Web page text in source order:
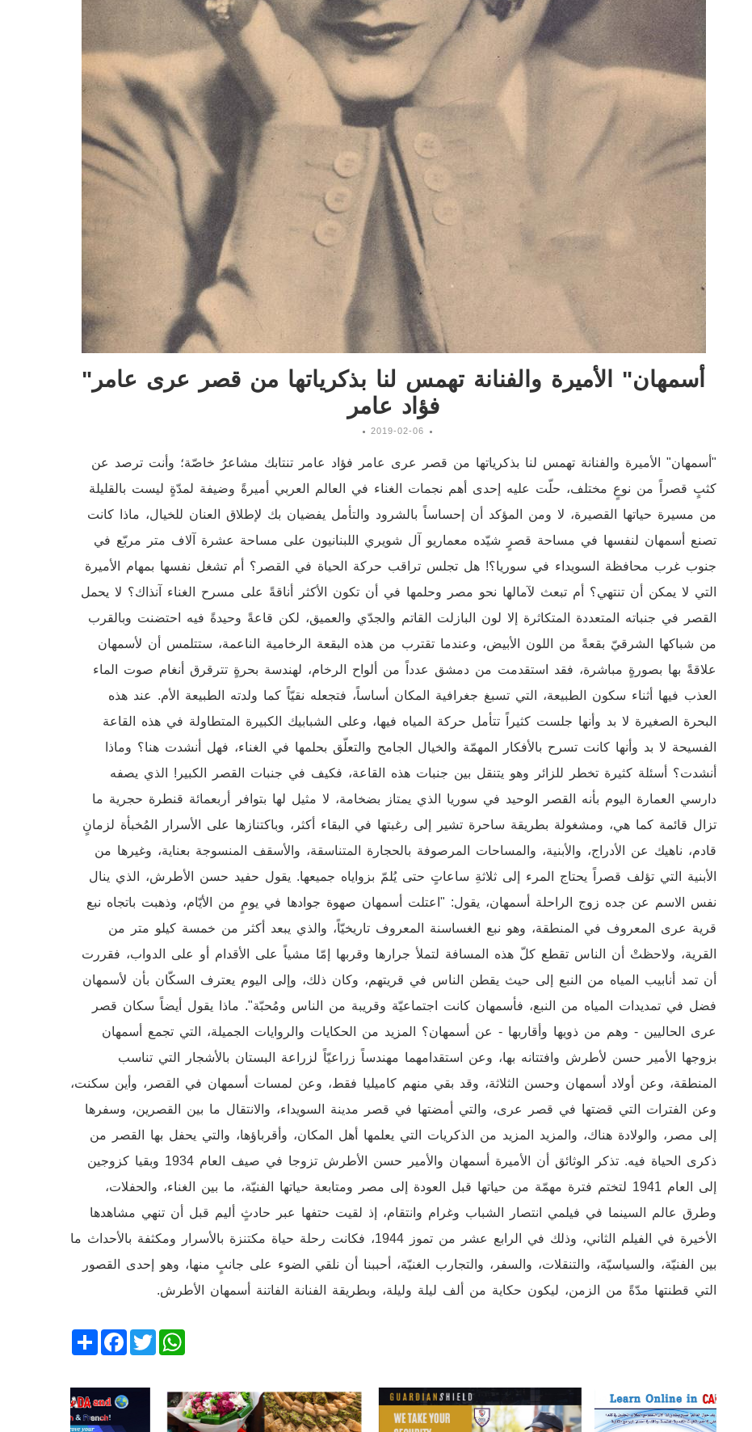
"أسمهان" الأميرة والفنانة تهمس لنا بذكرياتها من قصر عرى عامر
فؤاد عامر
2019-02-06
"أسمهان" الأميرة والفنانة تهمس لنا بذكرياتها من قصر عرى عامر فؤاد عامر تنتابك مشاعرُ خاصّة؛ وأنت ترصد عن
كثبٍ قصراً من نوعٍ مختلف، حلّت عليه إحدى أهم نجمات الغناء في العالم العربي أميرةً وضيفة لمدّةٍ ليست بالقليلة
من مسيرة حياتها القصيرة، لا ومن المؤكد أن إحساساً بالشرود والتأمل يفضيان بك لإطلاق العنان للخيال، ماذا كانت
تصنع أسمهان لنفسها في مساحة قصرٍ شيّده معماريو آل شويري اللبنانيون على مساحة عشرة آلاف متر مربّع في
جنوب غرب محافظة السويداء في سوريا؟! هل تجلس تراقب حركة الحياة في القصر؟ أم تشغل نفسها بمهام الأميرة
التي لا يمكن أن تنتهي؟ أم تبعث لآمالها نحو مصر وحلمها في أن تكون الأكثر أناقةً على مسرح الغناء آنذاك؟ لا يحمل
القصر في جنباته المتعددة المتكاثرة إلا لون البازلت القاتم والجدّي والعميق، لكن قاعةً وحيدةً فيه احتضنت وبالقرب
من شباكها الشرقيّ بقعةً من اللون الأبيض، وعندما تقترب من هذه البقعة الرخامية الناعمة، ستتلمس أن لأسمهان
علاقةً بها بصورةٍ مباشرة، فقد استقدمت من دمشق عدداً من ألواح الرخام، لهندسة بحرةٍ تترقرق أنغام صوت الماء
العذب فيها أثناء سكون الطبيعة، التي تسبغ جغرافية المكان أساساً، فتجعله نقيّاً كما ولدته الطبيعة الأم. عند هذه
البحرة الصغيرة لا بد وأنها جلست كثيراً تتأمل حركة المياه فيها، وعلى الشبابيك الكبيرة المتطاولة في هذه القاعة
الفسيحة لا بد وأنها كانت تسرح بالأفكار المهمّة والخيال الجامح والتعلّق بحلمها في الغناء، فهل أنشدت هنا؟ وماذا
أنشدت؟ أسئلة كثيرة تخطر للزائر وهو يتنقل بين جنبات هذه القاعة، فكيف في جنبات القصر الكبير! الذي يصفه
دارسي العمارة اليوم بأنه القصر الوحيد في سوريا الذي يمتاز بضخامة، لا مثيل لها بتوافر أربعمائة قنطرة حجرية ما
تزال قائمة كما هي، ومشغولة بطريقة ساحرة تشير إلى رغبتها في البقاء أكثر، وباكتنازها على الأسرار المُخبأة لزمانٍ
قادم، ناهيك عن الأدراج، والأبنية، والمساحات المرصوفة بالحجارة المتناسقة، والأسقف المنسوجة بعناية، وغيرها من
الأبنية التي تؤلف قصراً يحتاج المرء إلى ثلاثةِ ساعاتٍ حتى يُلمّ بزواياه جميعها. يقول حفيد حسن الأطرش، الذي ينال
نفس الاسم عن جده زوج الراحلة أسمهان، يقول: "اعتلت أسمهان صهوة جوادها في يومٍ من الأيّام، وذهبت باتجاه نبع
قرية عرى المعروف في المنطقة، وهو نبع الغساسنة المعروف تاريخيّاً، والذي يبعد أكثر من خمسة كيلو متر من
القرية، ولاحظتْ أن الناس تقطع كلّ هذه المسافة لتملأ جرارها وقربها إمّا مشياً على الأقدام أو على الدواب، فقررت
أن تمد أنابيب المياه من النبع إلى حيث يقطن الناس في قريتهم، وكان ذلك، وإلى اليوم يعترف السكّان بأن لأسمهان
فضل في تمديدات المياه من النبع، فأسمهان كانت اجتماعيّة وقريبة من الناس ومُحبّة". ماذا يقول أيضاً سكان قصر
عرى الحاليين - وهم من ذويها وأقاربها - عن أسمهان؟ المزيد من الحكايات والروايات الجميلة، التي تجمع أسمهان
بزوجها الأمير حسن لأطرش وافتتانه بها، وعن استقدامهما مهندساً زراعيّاً لزراعة البستان بالأشجار التي تناسب
المنطقة، وعن أولاد أسمهان وحسن الثلاثة، وقد بقي منهم كاميليا فقط، وعن لمسات أسمهان في القصر، وأين سكنت،
وعن الفترات التي قضتها في قصر عرى، والتي أمضتها في قصر مدينة السويداء، والانتقال ما بين القصرين، وسفرها
إلى مصر، والولادة هناك، والمزيد المزيد من الذكريات التي يعلمها أهل المكان، وأقرباؤها، والتي يحفل بها القصر من
ذكرى الحياة فيه. تذكر الوثائق أن الأميرة أسمهان والأمير حسن الأطرش تزوجا في صيف العام 1934 وبقيا كزوجين
إلى العام 1941 لتختم فترة مهمّة من حياتها قبل العودة إلى مصر ومتابعة حياتها الفنيّة، ما بين الغناء، والحفلات،
وطرق عالم السينما في فيلمي انتصار الشباب وغرام وانتقام، إذ لقيت حتفها عبر حادثٍ أليم قبل أن تنهي مشاهدها
الأخيرة في الفيلم الثاني، وذلك في الرابع عشر من تموز 1944، فكانت رحلة حياة مكتنزة بالأسرار ومكثفة بالأحداث ما
بين الفنيّة، والسياسيّة، والتنقلات، والسفر، والتجارب الغنيّة، أحببنا أن نلقي الضوء على جانبٍ منها، وهو إحدى القصور
التي قطنتها مدّةً من الزمن، ليكون حكاية من ألف ليلة وليلة، وبطريقة الفنانة الفاتنة أسمهان الأطرش.
Share
FacebookTwitter
WhatsApp